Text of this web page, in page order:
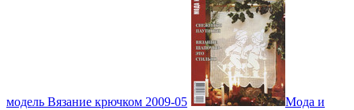
модель Вязание крючком 2009-05
Мода и